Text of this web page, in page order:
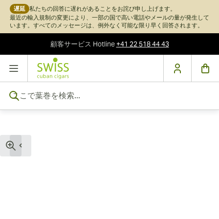
遅延 私たちの回答に遅れがあることをお詫び申し上げます。
最近の輸入規制の変更により、一部の国で高い電話やメールの量が発生して
います。すべてのメッセージは、例外なく可能な限り早く回答されます。
顧客サービス Hotline+41 22 518 44 43
コンテンツにスキップ